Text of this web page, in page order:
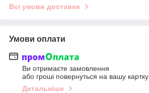
Всі умови доставки
Умови оплати
Ви отримаєте замовлення
або гроші повернуться на вашу картку
Детальніше